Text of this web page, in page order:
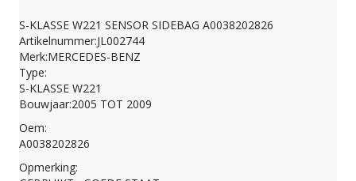
W221
SENSOR
SIDEBAG
A0038202826
S-KLASSE W221 SENSOR SIDEBAG A0038202826
Artikelnummer:JL002744
Merk:MERCEDES-BENZ
Type:
S-KLASSE W221
Bouwjaar:2005 TOT 2009
Oem:
A0038202826
Opmerking: